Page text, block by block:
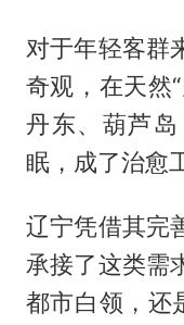
对于年轻客群
奇观，在天然
丹东、葫芦
眠，成了治愈
辽宁凭借其完
承接了这类需
都市白领，还